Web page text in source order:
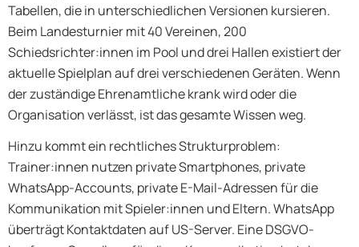
Tabellen, die in unterschiedlichen Versionen kursieren.
Beim Landesturnier mit 40 Vereinen, 200
Schiedsrichter:innen im Pool und drei Hallen existiert der
aktuelle Spielplan auf drei verschiedenen Geräten. Wenn
der zuständige Ehrenamtliche krank wird oder die
Organisation verlässt, ist das gesamte Wissen weg.
Hinzu kommt ein rechtliches Strukturproblem:
Trainer:innen nutzen private Smartphones, private
WhatsApp-Accounts, private E-Mail-Adressen für die
Kommunikation mit Spieler:innen und Eltern. WhatsApp
überträgt Kontaktdaten auf US-Server. Eine DSGVO-